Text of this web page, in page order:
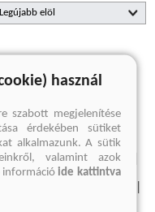
nincs találat
felmondási nyilatkozat
használ
szabott megjelenítése
érdekében sütiket
alkalmazunk. A sütik
valamint azok
információide kattintva